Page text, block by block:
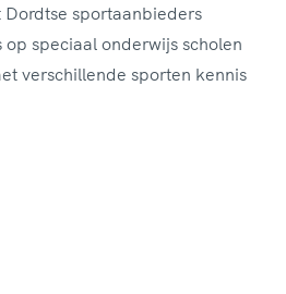
sportaanbieders
op speciaal onderwijs scholen
verschillende sporten kennis